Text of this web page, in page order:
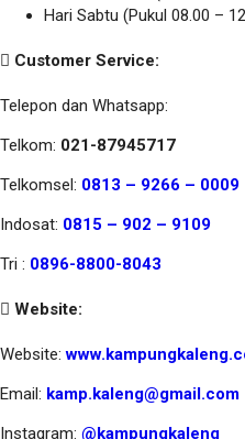
Hari Sabtu (Pukul 08.00 –
Customer Service:
Telepon dan Whatsapp:
Telkom: 021-87945717
Telkomsel: 0813 – 9266 – 0009
Indosat: 0815 – 902 – 9109
Tri : 0896-8800-8043
Website:
Website:
Email: kamp.kaleng@gmail.com
Instagram: @kampungkaleng